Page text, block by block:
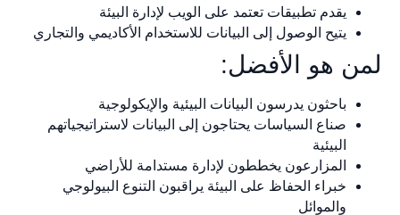
يقدم تطبيقات تعتمد على الويب لإدارة البيئة
يتيح الوصول إلى البيانات للاستخدام الأكاديمي والتجاري
لمن هو الأفضل:
باحثون يدرسون البيانات البيئية والإيكولوجية
صناع السياسات يحتاجون إلى البيانات لاستراتيجياتهم
البيئية
المزارعون يخططون لإدارة مستدامة للأراضي
خبراء الحفاظ على البيئة يراقبون التنوع البيولوجي
والموائل